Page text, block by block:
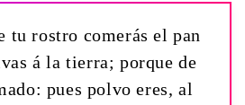
tu rostro comerás el pan
á la tierra; porque de
pues polvo eres, al